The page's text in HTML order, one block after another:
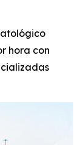
hora con